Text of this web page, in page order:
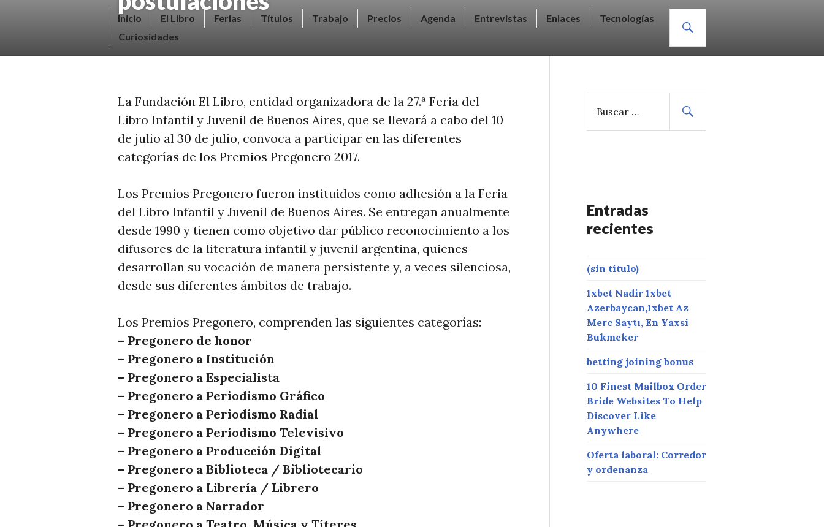
V
E
N
R
+
LI
B
O
S
N
O
T
I
I
Inicio El Libro Ferias Títulos Trabajo Precios Agenda Entrevistas Enlaces
Tecnologías
Curiosidades
La Fundación El Libro, entidad organizadora de la 27.ª Feria del
Libro Infantil y Juvenil de Buenos Aires, que se llevará a cabo del 10
de julio al 30 de julio, convoca a participar en las diferentes
categorías de los Premios Pregonero 2017.
Los Premios Pregonero fueron instituidos como adhesión a la Feria
del Libro Infantil y Juvenil de Buenos Aires. Se entregan anualmente
desde 1990 y tienen como objetivo dar público reconocimiento a los
difusores de la literatura infantil y juvenil argentina, quienes
desarrollan su vocación de manera persistente y, a veces silenciosa,
desde sus diferentes ámbitos de trabajo.
Los Premios Pregonero, comprenden las siguientes categorías:
– Pregonero de honor
– Pregonero a Institución
– Pregonero a Especialista
– Pregonero a Periodismo Gráfico
– Pregonero a Periodismo Radial
– Pregonero a Periodismo Televisivo
– Pregonero a Producción Digital
– Pregonero a Biblioteca / Bibliotecario
– Pregonero a Librería / Librero
– Pregonero a Narrador
s
Entradas
recientes
(sin título)
1xbet Nadir 1xbet
Azerbaycan,1xbet Az
Merc Saytı, En Yaxsi
Bukmeker
betting joining bonus
10 Finest Mailbox Order
Bride Websites To Help
Discover Like
Anywhere
Oferta laboral: Corredor
y ordenanza